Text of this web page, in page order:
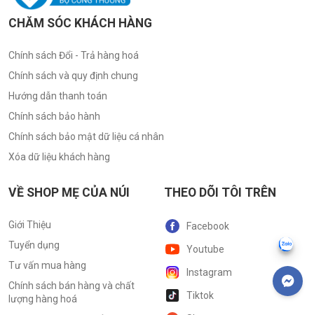
CHĂM SÓC KHÁCH HÀNG
Chính sách Đổi - Trả hàng hoá
Chính sách và quy định chung
Hướng dẫn thanh toán
Chính sách bảo hành
Chính sách bảo mật dữ liệu cá nhân
Xóa dữ liệu khách hàng
VỀ SHOP MẸ CỦA NÚI
Giới Thiệu
Tuyển dụng
Tư vấn mua hàng
Chính sách bán hàng và chất
lượng hàng hoá
THEO DÕI TÔI TRÊN
Facebook
Youtube
Instagram
Tiktok